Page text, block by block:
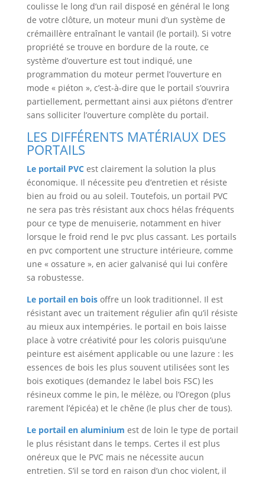
coulisse le long d’un rail disposé en général le long
de votre clôture, un moteur muni d’un système de
crémaillère entraînant le vantail (le portail). Si votre
propriété se trouve en bordure de la route, ce
système d’ouverture est tout indiqué, une
programmation du moteur permet l’ouverture en
mode « piéton », c’est-à-dire que le portail s’ouvrira
partiellement, permettant ainsi aux piétons d’entrer
sans solliciter l’ouverture complète du portail.
LES DIFFÉRENTS MATÉRIAUX DES
PORTAILS
Le portail PVC est clairement la solution la plus
économique. Il nécessite peu d’entretien et résiste
bien au froid ou au soleil. Toutefois, un portail PVC
ne sera pas très résistant aux chocs hélas fréquents
pour ce type de menuiserie, notamment en hiver
lorsque le froid rend le pvc plus cassant. Les portails
en pvc comportent une structure intérieure, comme
une « ossature », en acier galvanisé qui lui confère
sa robustesse.
Le portail en boisoffre un look traditionnel. Il est
résistant avec un traitement régulier afin qu’il résiste
au mieux aux intempéries. le portail en bois laisse
place à votre créativité pour les coloris puisqu’une
peinture est aisément applicable ou une lazure : les
essences de bois les plus souvent utilisées sont les
bois exotiques (demandez le label bois FSC) les
résineux comme le pin, le mélèze, ou l’Oregon (plus
rarement l’épicéa) et le chêne (le plus cher de tous).
Le portail en aluminium est de loin le type de portail
le plus résistant dans le temps. Certes il est plus
onéreux que le PVC mais ne nécessite aucun
entretien. S’il se tord en raison d’un choc violent, il